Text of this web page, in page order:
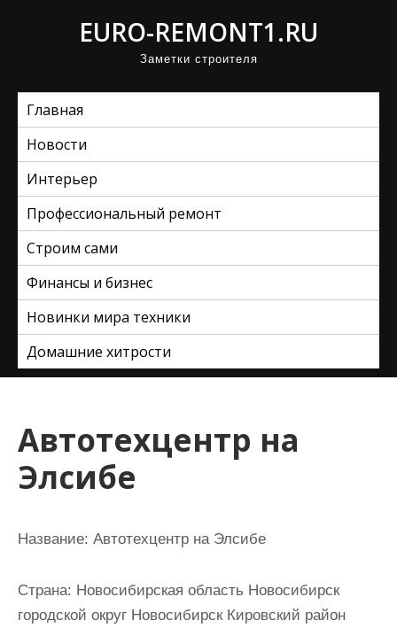
EURO-REMONT1.RU
Заметки строителя
Главная
Новости
Интерьер
Профессиональный ремонт
Строим сами
Финансы и бизнес
Новинки мира техники
Домашние хитрости
Автотехцентр на
Элсибе
Название: Автотехцентр на Элсибе
Страна: Новосибирская область Новосибирск
городской округ Новосибирск Кировский район